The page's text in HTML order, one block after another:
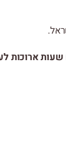
היו מבלים שעות